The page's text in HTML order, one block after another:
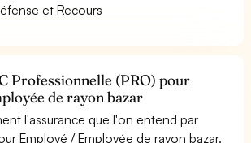
et Recours
Professionnelle (PRO) pour
de rayon bazar
l'assurance que l'on entend par
Employé / Employée de rayon bazar.